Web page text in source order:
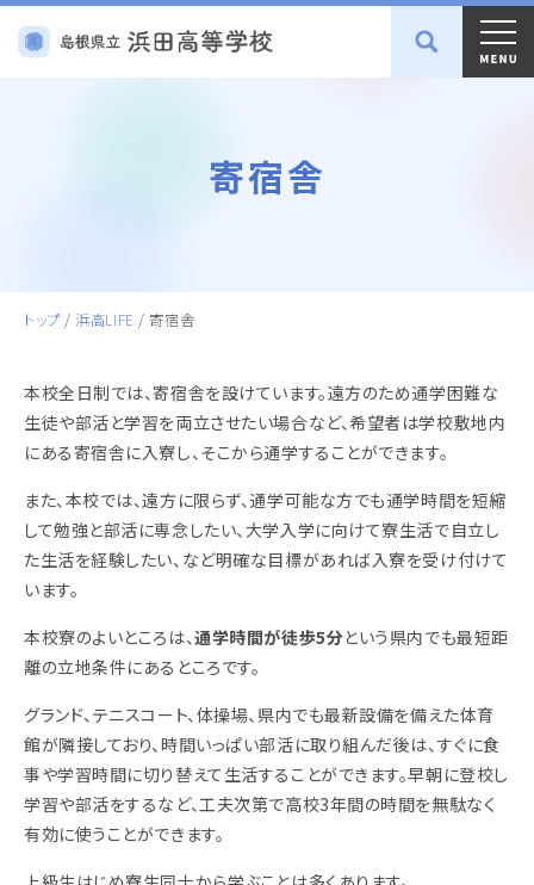
寄宿舎
トップ /浜高LIFE / 寄宿舎
本校全日制では、寄宿舎を設けています。遠方のため通学困難な
生徒や部活と学習を両立させたい場合など、希望者は学校敷地内
にある寄宿舎に入寮し、そこから通学することができます。
また、本校では、遠方に限らず、通学可能な方でも通学時間を短縮
して勉強と部活に専念したい、大学入学に向けて寮生活で自立し
た生活を経験したい、など明確な目標があれば入寮を受け付けて
います。
本校寮のよいところは、通学時間が徒歩5分という県内でも最短距
離の立地条件にあるところです。
グランド、テニスコート、体操場、県内でも最新設備を備えた体育
館が隣接しており、時間いっぱい部活に取り組んだ後は、すぐに食
事や学習時間に切り替えて生活することができます。早朝に登校し
学習や部活をするなど、工夫次第で高校3年間の時間を無駄なく
有効に使うことができます。